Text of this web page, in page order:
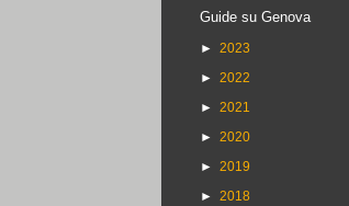
Guide su Genova
► 2023
► 2022
► 2021
► 2020
► 2019
► 2018